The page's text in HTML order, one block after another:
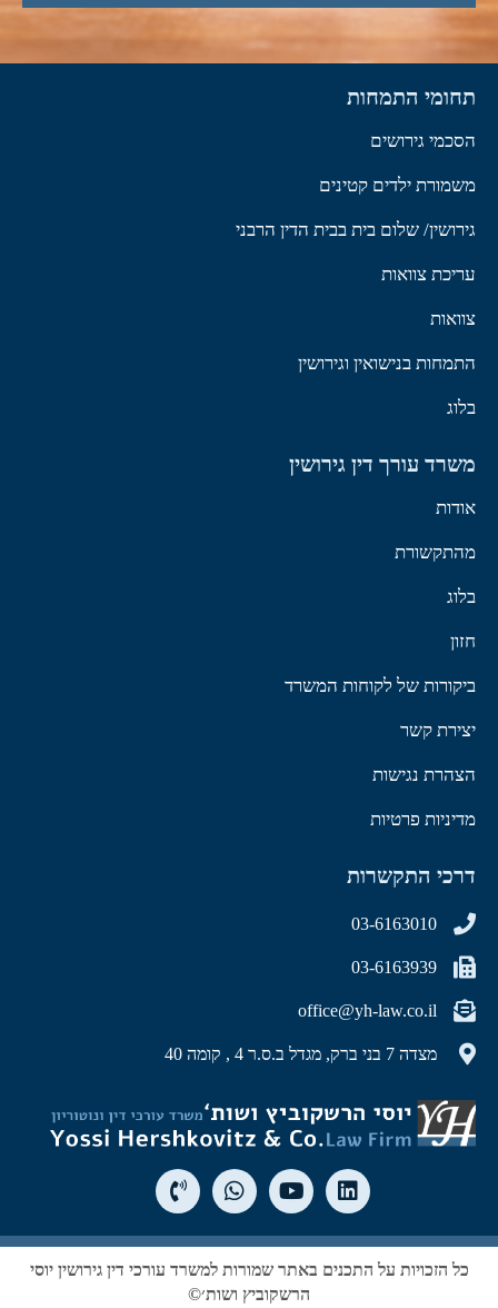
תחומי התמחות
הסכמי גירושים
משמורת ילדים קטינים
גירושין/ שלום בית בבית הדין הרבני
עריכת צוואות
צוואות
התמחות בנישואין וגירושין
בלוג
משרד עורך דין גירושין
אודות
מהתקשורת
בלוג
חזון
ביקורות של לקוחות המשרד
יצירת קשר
הצהרת נגישות
מדיניות פרטיות
דרכי התקשרות
03-6163010
03-6163939
office@yh-law.co.il
מצדה 7 בני ברק, מגדל ב.ס.ר 4 , קומה 40
כל הזכויות על התכנים באתר שמורות למשרד עורכי דין גירושין יוסי
הרשקוביץ ושות׳©